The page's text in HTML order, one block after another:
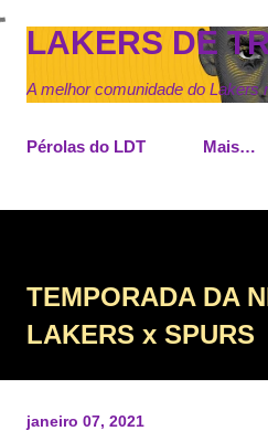
Pular para o
LAKERS DE
A melhor comunidade do Lakers
Pérolas do LDT Mais…
TEMPORADA DA
LAKERS x SPURS
janeiro 07, 2021